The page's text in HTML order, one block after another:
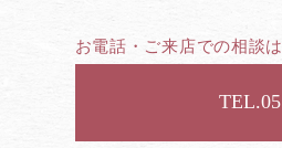
お電話・ご来店での相談